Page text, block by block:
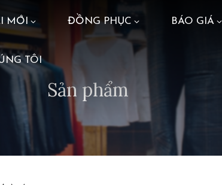
MỚI ĐỒNG PHỤC BÁO GIÁ
TÔI
Sản phẩm